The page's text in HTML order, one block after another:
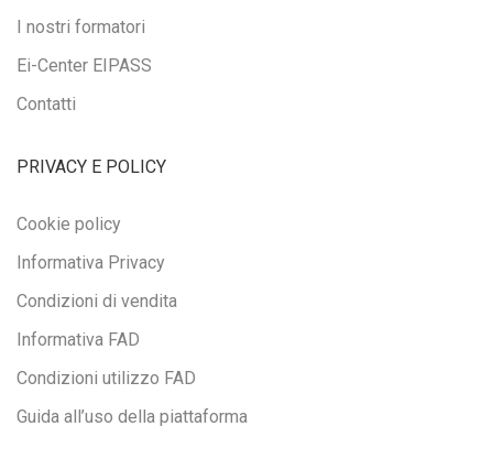
I nostri formatori
Ei-Center EIPASS
Contatti
PRIVACY E POLICY
Cookie policy
Informativa Privacy
Condizioni di vendita
Informativa FAD
Condizioni utilizzo FAD
Guida all’uso della piattaforma